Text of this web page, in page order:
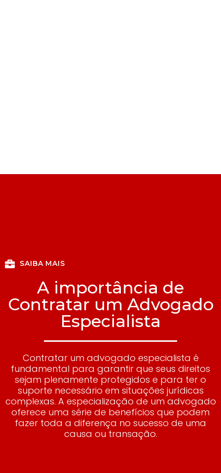
SAIBA MAIS
A importância de
Contratar um Advogado
Especialista
Contratar um advogado especialista é
fundamental para garantir que seus direitos
sejam plenamente protegidos e para ter o
suporte necessário em situações jurídicas
complexas. A especialização de um advogado
oferece uma série de benefícios que podem
fazer toda a diferença no sucesso de uma
causa ou transação.